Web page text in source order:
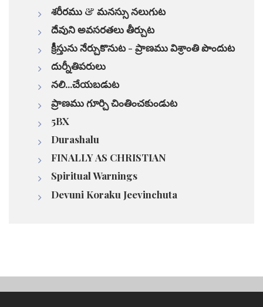
శరీరము & మనస్సు నలుగుట
దేవుని అవసరతలు తీర్చుట
క్రీస్తును నేర్చుకొనుట - ప్రాణము విశ్రాంతి పొందుట
దుర్నీతిపరులు
నలి...చేయబడుట
ప్రాణము గూర్చి చింతించకుండుట
5BX
Durashalu
FINALLY AS CHRISTIAN
Spiritual Warnings
Devuni Koraku Jeevinchuta